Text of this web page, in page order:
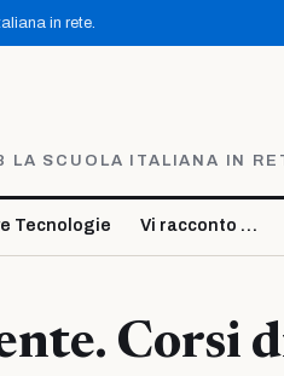
in rete.
LA SCUOLA ITALIANA IN
Tecnologie Vi racconto …
Corsi